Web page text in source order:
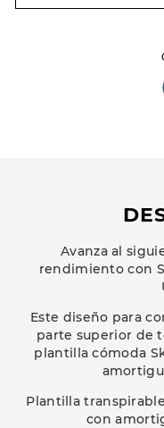
Avanza al
rendimiento con
Este diseño para
parte superior de
plantilla cómoda
Plantilla
con